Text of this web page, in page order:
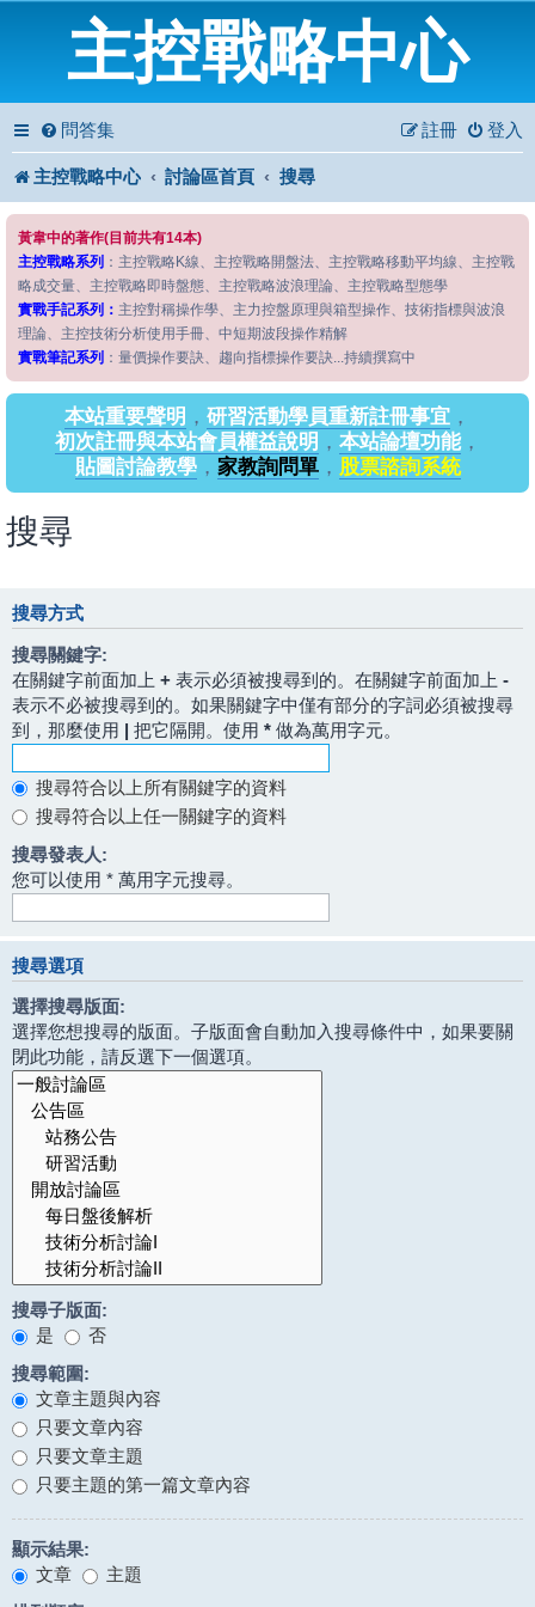
主控戰略中心
問答集 登入
註冊
主控戰略中心 討論區首頁 搜尋
黃韋中的著作(目前共有14本)
主控戰略系列 ：主控戰略K線、主控戰略開盤法、主控戰略移動平均線、主控戰
略成交量、主控戰略即時盤態、主控戰略波浪理論、主控戰略型態學
實戰手記系列： 主控對稱操作學、主力控盤原理與箱型操作、技術指標與波浪
理論、主控技術分析使用手冊、中短期波段操作精解
實戰筆記系列 ：量價操作要訣、趨向指標操作要訣...持續撰寫中
本站重要聲明 ， 研習活動學員重新註冊事宜 ，
初次註冊與本站會員權益說明 ， 本站論壇功能，
貼圖討論教學， 家教詢問單， 股票諮詢系統
搜尋
搜尋方式
搜尋關鍵字:
在關鍵字前面加上 + 表示必須被搜尋到的。在關鍵字前面加上 -
表示不必被搜尋到的。如果關鍵字中僅有部分的字詞必須被搜尋
到，那麼使用 | 把它隔開。使用 * 做為萬用字元。
搜尋符合以上所有關鍵字的資料
搜尋符合以上任一關鍵字的資料
搜尋發表人:
您可以使用 * 萬用字元搜尋。
搜尋選項
選擇搜尋版面:
選擇您想搜尋的版面。子版面會自動加入搜尋條件中，如果要關
閉此功能，請反選下一個選項。
搜尋子版面:
是
否
搜尋範圍:
文章主題與內容
只要文章內容
只要文章主題
只要主題的第一篇文章內容
顯示結果:
文章
主題